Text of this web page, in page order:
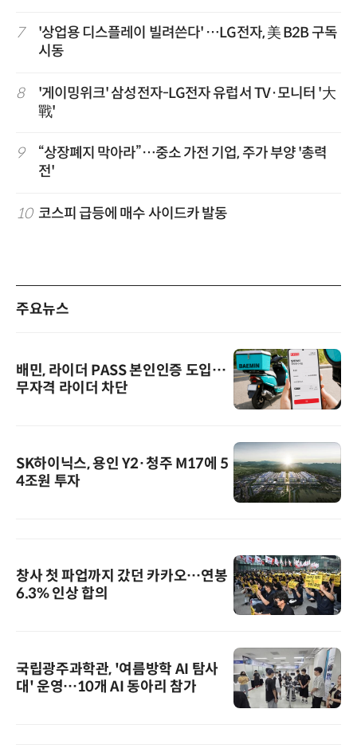
7
'상업용 디스플레이 빌려쓴다' …LG전자, 美 B2B 구독
시동
8
'게이밍위크' 삼성전자-LG전자 유럽서 TV·모니터 '大
戰'
9
“상장폐지 막아라”…중소 가전 기업, 주가 부양 '총력
전'
10 코스피 급등에 매수 사이드카 발동
주요뉴스
배민, 라이더 PASS 본인인증 도입…
무자격 라이더 차단
SK하이닉스, 용인 Y2·청주 M17에 5
4조원 투자
창사 첫 파업까지 갔던 카카오…연봉
6.3% 인상 합의
국립광주과학관, '여름방학 AI 탐사
대' 운영…10개 AI 동아리 참가